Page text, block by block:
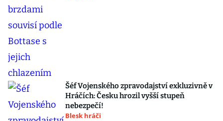
Šéf Vojenského zpravodajství exkluzivně v
Hráčích: Česku hrozil vyšší stupeň
nebezpečí!
Blesk hráči